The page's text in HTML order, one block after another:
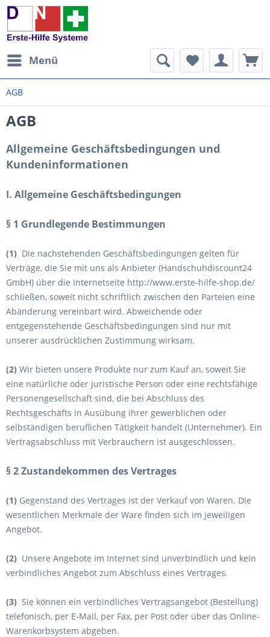
Menü
AGB
AGB
Allgemeine Geschäftsbedingungen und
Kundeninformationen
I. Allgemeine Geschäftsbedingungen
§ 1 Grundlegende Bestimmungen
(1) Die nachstehenden Geschäftsbedingungen gelten für
Verträge, die Sie mit uns als Anbieter (Handschuhdiscount24
GmbH) über die Internetseite http://www.erste-hilfe-shop.de/
schließen, soweit nicht schriftlich zwischen den Parteien eine
Abänderung vereinbart wird. Abweichende oder
entgegenstehende Geschäftsbedingungen sind nur mit
unserer ausdrücklichen Zustimmung wirksam.
(2) Wir bieten unsere Produkte nur zum Kauf an, soweit Sie
eine natürliche oder juristische Person oder eine rechtsfähige
Personengesellschaft sind, die bei Abschluss des
Rechtsgeschäfts in Ausübung ihrer gewerblichen oder
selbständigen beruflichen Tätigkeit handelt (Unternehmer). Ein
Vertragsabschluss mit Verbrauchern ist ausgeschlossen.
§ 2 Zustandekommen des Vertrages
(1) Gegenstand des Vertrages ist der Verkauf von Waren. Die
wesentlichen Merkmale der Ware finden sich im jeweiligen
Angebot.
(2) Unsere Angebote im Internet sind unverbindlich und kein
verbindliches Angebot zum Abschluss eines Vertrages.
(3) Sie können ein verbindliches Vertragsangebot (Bestellung)
telefonisch, per E-Mail, per Fax, per Post oder über das Online-
Warenkorbsystem abgeben.